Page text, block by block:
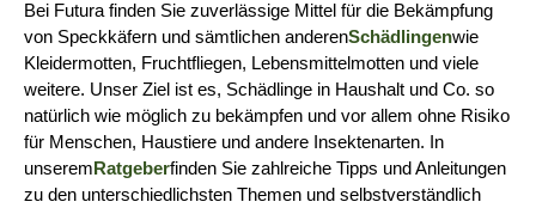
Bei Futura finden Sie zuverlässige Mittel für die Bekämpfung
von Speckkäfern und sämtlichen anderenSchädlingenwie
Kleidermotten, Fruchtfliegen, Lebensmittelmotten und viele
weitere. Unser Ziel ist es, Schädlinge in Haushalt und Co. so
natürlich wie möglich zu bekämpfen und vor allem ohne Risiko
für Menschen, Haustiere und andere Insektenarten. In
unserem Ratgeberfinden Sie zahlreiche Tipps und Anleitungen
zu den unterschiedlichsten Themen und selbstverständlich